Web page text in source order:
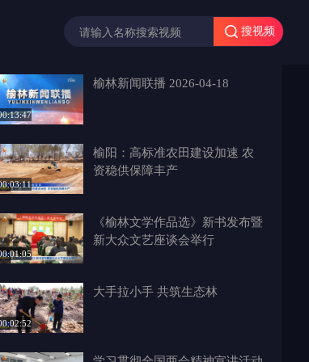
搜视频
榆林新闻联播 2026-04-18
榆阳：高标准农田建设加速 农
资稳供保障丰产
《榆林文学作品选》新书发布暨
新大众文艺座谈会举行
大手拉小手 共筑生态林